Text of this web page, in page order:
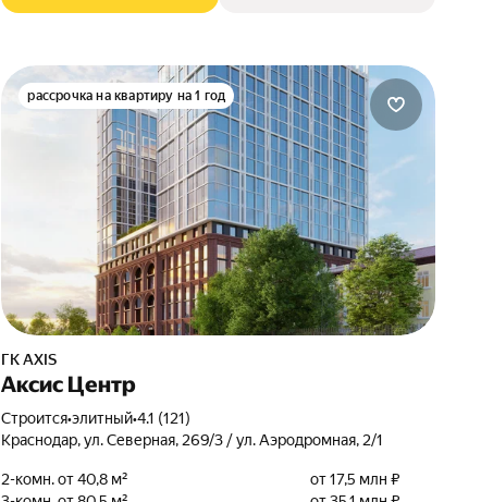
рассрочка на квартиру на 1 год
ГК AXIS
Аксис Центр
Строится•элитный•4.1 (121)
Краснодар, ул. Северная, 269/3 / ул. Аэродромная, 2/1
2-комн. от 40,8 м²
от 17,5 млн ₽